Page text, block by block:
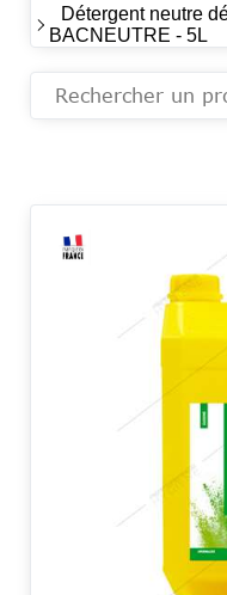
Détergent neutre
BACNEUTRE - 5L